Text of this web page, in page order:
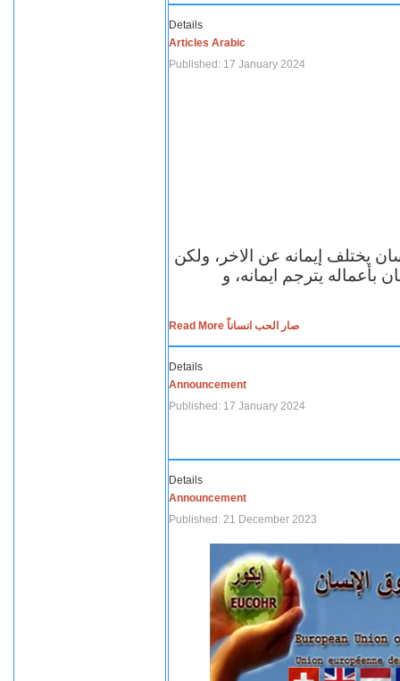
Details
Articles Arabic
Published: 17 January 2024
يختلف إيمانه عن الاخر، ولكن
بأعماله يترجم ايمانه، و
Read More صار الحب انساناً
Details
Announcement
Published: 17 January 2024
Details
Announcement
Published: 21 December 2023